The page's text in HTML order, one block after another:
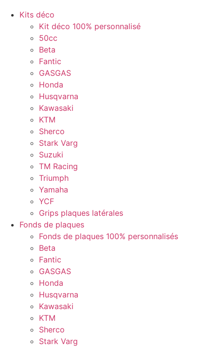
Kits déco
Kit déco 100% personnalisé
50cc
Beta
Fantic
GASGAS
Honda
Husqvarna
Kawasaki
KTM
Sherco
Stark Varg
Suzuki
TM Racing
Triumph
Yamaha
YCF
Grips plaques latérales
Fonds de plaques
Fonds de plaques 100% personnalisés
Beta
Fantic
GASGAS
Honda
Husqvarna
Kawasaki
KTM
Sherco
Stark Varg